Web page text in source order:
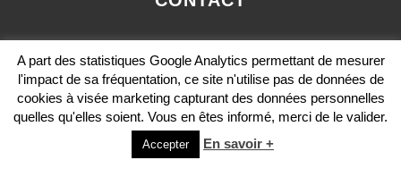
OLIVIER.PAVIE@VALORCONSEIL-PACA.COM
MOBILE: 06 12 36 29 36
A part des statistiques Google Analytics permettant de mesurer
l'impact de sa fréquentation, ce site n'utilise pas de données de
cookies à visée marketing capturant des données personnelles
quelles qu'elles soient. Vous en êtes informé, merci de le valider.
Accepter En savoir +